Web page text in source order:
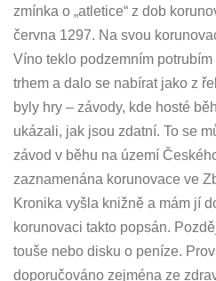
zmínka o „atletice“ z dob
června 1297. Na svou
Víno teklo podzemním
trhem a dalo se nabírat jako z
byly hry – závody, kde hosté
ukázali, jak jsou zdatní. To se
závod v běhu na území
zaznamenána korunovace ve
Kronika vyšla knižně a mám jí
korunovaci takto popsán.
touše nebo disku o peníze.
doporučováno zejména ze